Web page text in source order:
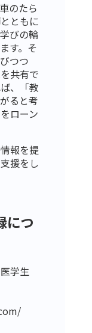
のたら
ともに
びの輪
す。そ
つつ
共有で
、「教
ると考
ローン
報を提
援をし
につ
学生